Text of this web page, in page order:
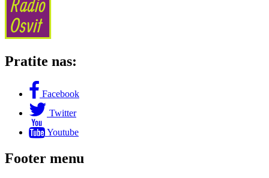
Pratite nas:
Facebook
Twitter
Youtube
Footer menu